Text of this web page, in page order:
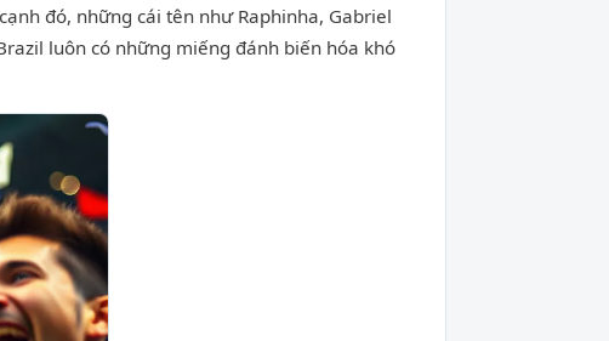
đó, những cái tên như Raphinha, Gabriel
luôn có những miếng đánh biến hóa khó